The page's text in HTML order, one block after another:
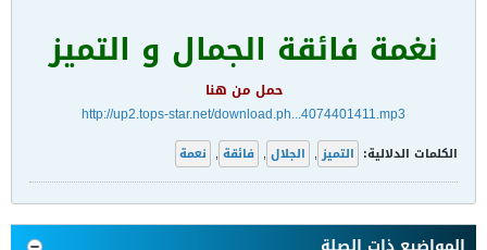
نغمة فائقة الجمال و التميز
حمل من هنا
http://up2.tops-star.net/download.ph...4074401411.mp3
الكلمات الدلالية: التميز , الجلال , فائقة , نعمة